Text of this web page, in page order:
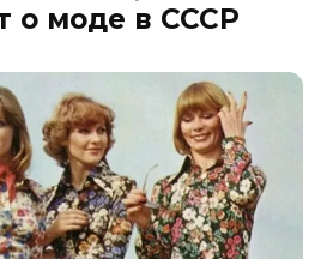
о моде в СССР